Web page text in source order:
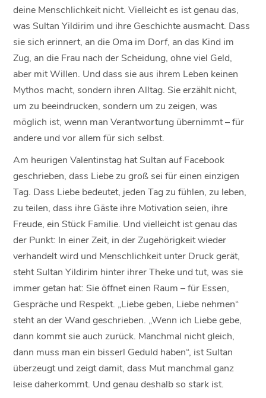
deine Menschlichkeit nicht. Vielleicht es ist genau das,
was Sultan Yildirim und ihre Geschichte ausmacht. Dass
sie sich erinnert, an die Oma im Dorf, an das Kind im
Zug, an die Frau nach der Scheidung, ohne viel Geld,
aber mit Willen. Und dass sie aus ihrem Leben keinen
Mythos macht, sondern ihren Alltag. Sie erzählt nicht,
um zu beeindrucken, sondern um zu zeigen, was
möglich ist, wenn man Verantwortung übernimmt – für
andere und vor allem für sich selbst.
Am heurigen Valentinstag hat Sultan auf Facebook
geschrieben, dass Liebe zu groß sei für einen einzigen
Tag. Dass Liebe bedeutet, jeden Tag zu fühlen, zu leben,
zu teilen, dass ihre Gäste ihre Motivation seien, ihre
Freude, ein Stück Familie. Und vielleicht ist genau das
der Punkt: In einer Zeit, in der Zugehörigkeit wieder
verhandelt wird und Menschlichkeit unter Druck gerät,
steht Sultan Yildirim hinter ihrer Theke und tut, was sie
immer getan hat: Sie öffnet einen Raum – für Essen,
Gespräche und Respekt. „Liebe geben, Liebe nehmen“
steht an der Wand geschrieben. „Wenn ich Liebe gebe,
dann kommt sie auch zurück. Manchmal nicht gleich,
dann muss man ein bisserl Geduld haben“, ist Sultan
überzeugt und zeigt damit, dass Mut manchmal ganz
leise daherkommt. Und genau deshalb so stark ist.